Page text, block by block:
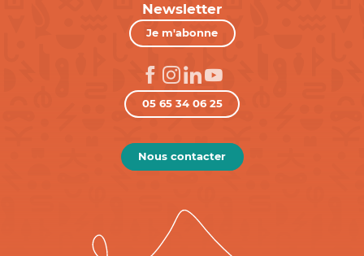
Newsletter
Je m'abonne
05 65 34 06 25
Nous contacter